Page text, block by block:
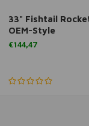
In
33" Fishtail
OEM-Style
€144,47